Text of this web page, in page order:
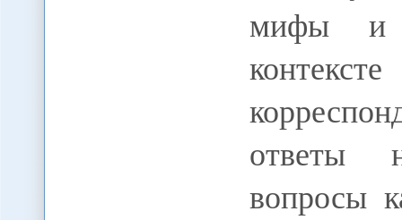
мифы и
ответы
вопросы